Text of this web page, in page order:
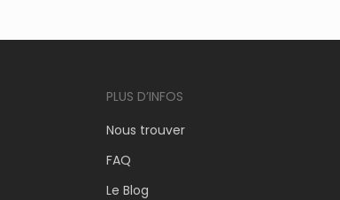
PLUS D’INFOS
Nous trouver
FAQ
Le Blog